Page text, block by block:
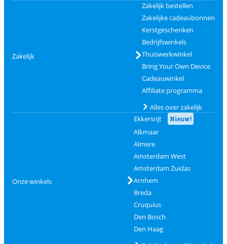
Zakelijk
Zakelijk bestellen
Zakelijke cadeaubonnen
Kerstgeschenken
Bedrijfswinkels
Thuiswerkwinkel
Bring Your Own Device
Cadeauwinkel
Affiliate programma
Alles over zakelijk
Onze winkels
Ekkersrijt Nieuw!
Alkmaar
Almere
Amsterdam West
Amsterdam Zuidas
Arnhem
Breda
Cruquius
Den Bosch
Den Haag